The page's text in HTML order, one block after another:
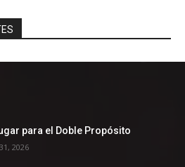
para el Doble Propósito
2026